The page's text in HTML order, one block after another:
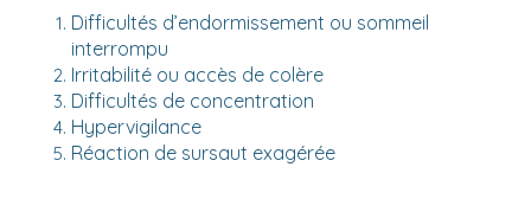
Difficultés d’endormissement ou sommeil
interrompu
Irritabilité ou accès de colère
Difficultés de concentration
Hypervigilance
Réaction de sursaut exagérée